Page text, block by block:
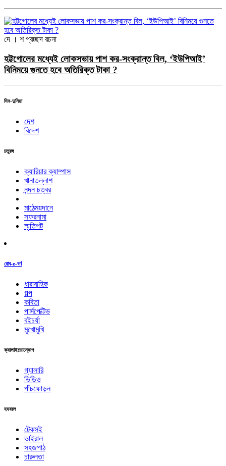
দে । শ প্রচ্ছদ রচনা
হট্টগোলের মধ্যেই লোকসভায় পাশ কর-সংক্রান্ত বিল, ‘ইউপিআই’
বিনিময়ে গুনতে হবে অতিরিক্ত টাকা ?
দিন-দুনিয়া
দেশ
বিদেশ
চতুরঙ্গ
ক্যারিয়ার ক্যাম্পাস
খানাতল্লাশ
নন্দন চত্বর
মাঠেময়দানে
সফরনামা
স্মৃতিপট
রোব-e-বর্ণ
ধারাবাহিক
গল্প
কবিতা
পার্সপেক্টিভ
বইচর্যা
মুখোমুখি
ক্যালাইডোস্কোপ
গ্যালারি
ভিডিও
পাঁচফোড়ন
হযবরল
টেকসই
ভাইরাল
সহজপাঠ
চারুলতা